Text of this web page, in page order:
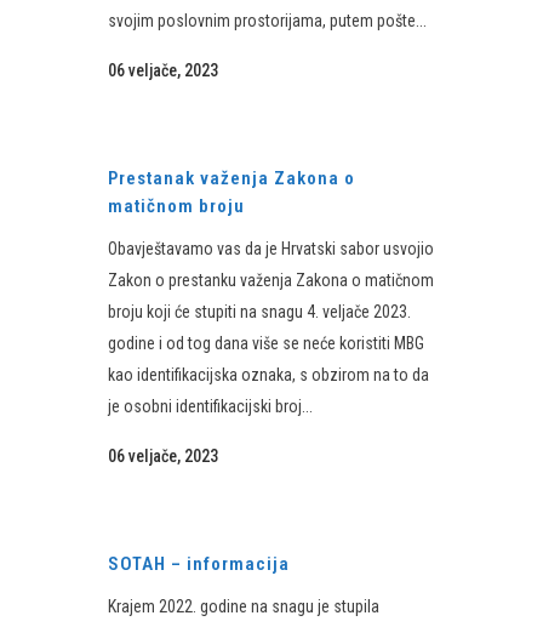
svojim poslovnim prostorijama, putem pošte...
06 veljače, 2023
Prestanak važenja Zakona o
matičnom broju
Obavještavamo vas da je Hrvatski sabor usvojio
Zakon o prestanku važenja Zakona o matičnom
broju koji će stupiti na snagu 4. veljače 2023.
godine i od tog dana više se neće koristiti MBG
kao identifikacijska oznaka, s obzirom na to da
je osobni identifikacijski broj...
06 veljače, 2023
SOTAH – informacija
Krajem 2022. godine na snagu je stupila